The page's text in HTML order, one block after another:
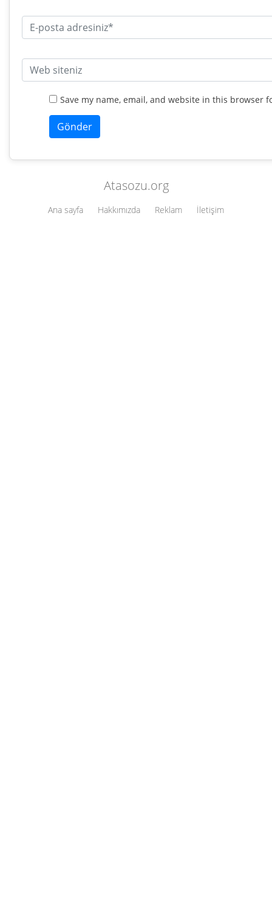
Save my name, email, and website in this browser
Atasozu.org
Ana sayfa Hakkımızda Reklam İletişim